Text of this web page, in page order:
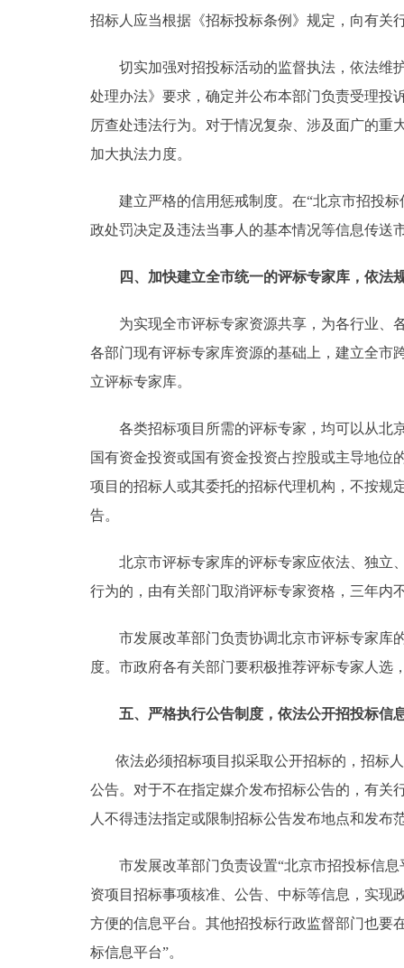
招标人应当根据《招标投标条例》规定，向有关
切实加强对招投标活动的监督执法，依法维护
处理办法》要求，确定并公布本部门负责受理投
厉查处违法行为。对于情况复杂、涉及面广的
加大执法力度。
建立严格的信用惩戒制度。在“北京市招投标
政处罚决定及违法当事人的基本情况等信息传送
四、加快建立全市统一的评标专家库，依法
为实现全市评标专家资源共享，为各行业、各
各部门现有评标专家库资源的基础上，建立全市
立评标专家库。
各类招标项目所需的评标专家，均可以从北京
国有资金投资或国有资金投资占控股或主导地
项目的招标人或其委托的招标代理机构，不按规
告。
北京市评标专家库的评标专家应依法、独立、
行为的，由有关部门取消评标专家资格，三年内
市发展改革部门负责协调北京市评标专家库的
度。市政府各有关部门要积极推荐评标专家人选
五、严格执行公告制度，依法公开招投标信
依法必须招标项目拟采取公开招标的，招标人
公告。对于不在指定媒介发布招标公告的，有关
人不得违法指定或限制招标公告发布地点和发
市发展改革部门负责设置“北京市招投标信息
资项目招标事项核准、公告、中标等信息，实现
方便的信息平台。其他招投标行政监督部门也要
标信息平台”。